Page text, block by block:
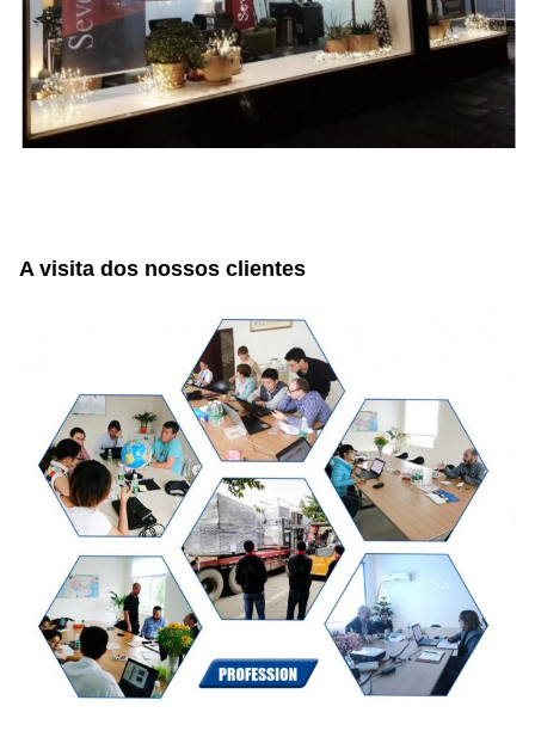
A visita dos nossos clientes